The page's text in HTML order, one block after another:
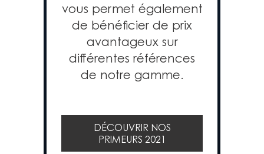
vous permet également
de bénéficier de prix
avantageux sur
différentes références
de notre gamme.
DÉCOUVRIR NOS
PRIMEURS 2021